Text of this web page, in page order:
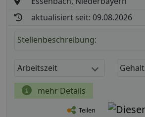
aktualisiert seit: 09.08.2026
Stellenbeschreibung:
Arbeitszeit Gehalt
mehr Details
Teilen